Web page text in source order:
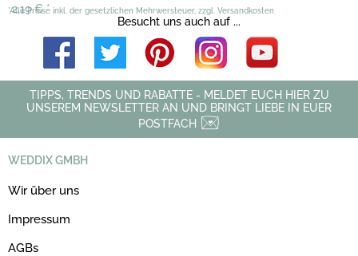
2,19 €*
*Alle Preise inkl. der gesetzlichen Mehrwersteuer, zzgl. Versandkosten
Besucht uns auch auf ...
TIPPS, TRENDS UND RABATTE - MELDET EUCH HIER ZU
UNSEREM NEWSLETTER AN UND BRINGT LIEBE IN EUER
POSTFACH
WEDDIX GMBH
Wir über uns
Impressum
AGBs